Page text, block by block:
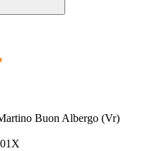
Buon Albergo (Vr)